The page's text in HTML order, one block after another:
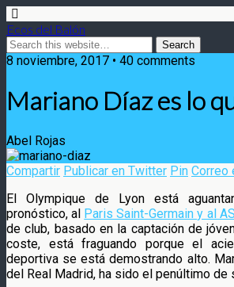
Ecos del Balón
8 noviembre, 2017 • 40 comments
Mariano Díaz es lo
Abel Rojas
Compartir Publicar en Twitter Pin Correo
El Olympique de Lyon está
pronóstico, al Paris Saint-Germain y al
de club, basado en la captación de
coste, está fraguando porque el
deportiva se está demostrando alto.
del Real Madrid, ha sido el penúltimo de